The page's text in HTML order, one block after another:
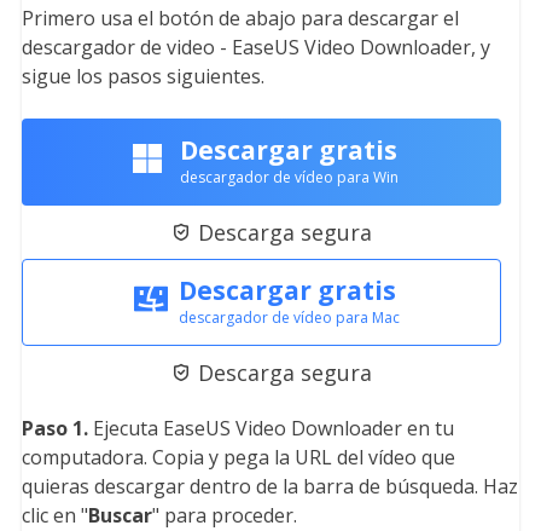
Primero usa el botón de abajo para descargar el
descargador de video - EaseUS Video Downloader, y
sigue los pasos siguientes.
Descargar gratis
descargador de vídeo para Win
 Descarga segura
Descargar gratis
descargador de vídeo para Mac
 Descarga segura
Paso 1. Ejecuta EaseUS Video Downloader en tu
computadora. Copia y pega la URL del vídeo que
quieras descargar dentro de la barra de búsqueda. Haz
clic en "Buscar" para proceder.